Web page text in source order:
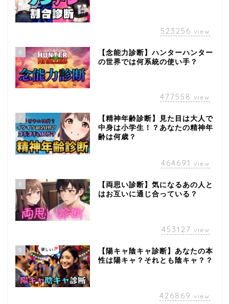
523256 view
6
【念能力診断】ハンターハンター
の世界では何系統の使い手？
477558 view
7
【精神年齢診断】見た目は大人で
中身は小学生！？あなたの精神年
齢は何歳？
464691 view
8
【両思い診断】気になるあの人と
はお互いに通じ合っている？
453127 view
9
【陽キャ陰キャ診断】あなたの本
性は陽キャ？それとも陰キャ？？
426869 view